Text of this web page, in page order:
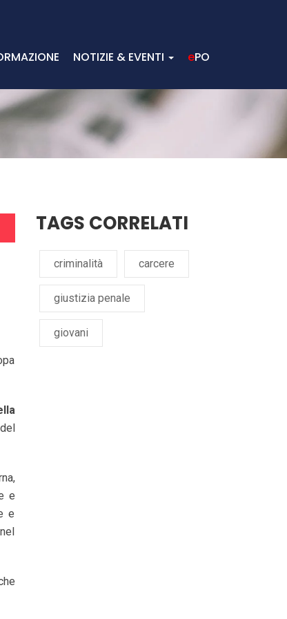
NOTIZIE & EVENTI ePO
e
e
TAGS CORRELATI
criminalità carcere
giustizia penale
giovani